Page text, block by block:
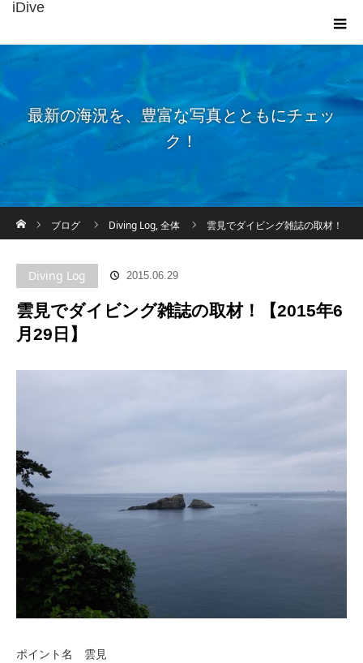
iDive
最新の海況を、豊富な写真とともにチェッ
ク！
ブログ
Diving Log,全体 雲見でダイビング雑誌の取材！
Diving Log 2015.06.29
雲見でダイビング雑誌の取材！【2015年6
月29日】
ポイント名 雲見